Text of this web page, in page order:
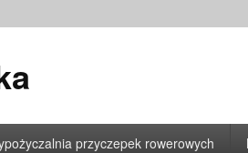
przyczepek rowerowych